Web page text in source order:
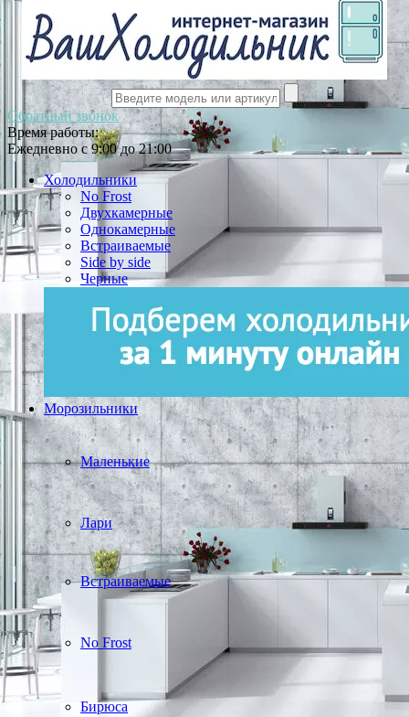
Обратный звонок
Время работы:
Ежедневно с 9:00 до 21:00
Холодильники
No Frost
Двухкамерные
Однокамерные
Встраиваемые
Side by side
Черные
Морозильники
Маленькие
Лари
Встраиваемые
No Frost
Бирюса